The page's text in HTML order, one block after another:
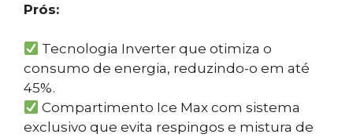
Prós:
Tecnologia Inverter que otimiza o
consumo de energia, reduzindo-o em até
45%.
Compartimento Ice Max com sistema
exclusivo que evita respingos e mistura de